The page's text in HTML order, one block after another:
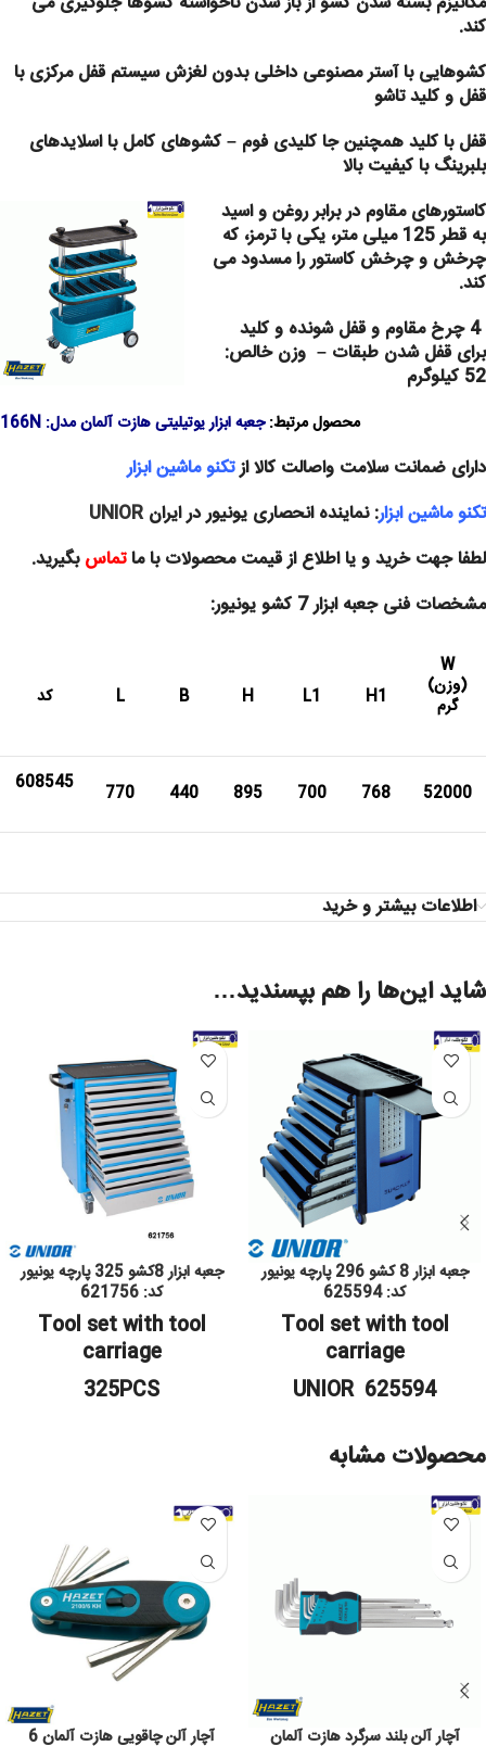
کند.
کشوهایی با آستر مصنوعی داخلی بدون لغزش سیستم قفل مرکزی با
قفل و کلید تاشو
قفل با کلید همچنین جا کلیدی فوم –کشوهای کامل با اسلایدهای
بلبرینگ با کیفیت بالا
کاستورهای مقاوم در برابر روغن و اسید
به قطر 125 میلی متر، یکی با ترمز، که
چرخش و چرخش کاستور را مسدود می
کند.
4 چرخ مقاوم و قفل شونده و کلید
برای قفل شدن طبقات – وزن خالص:
52 کیلوگرم
محصول مرتبط: جعبه ابزار یوتیلیتی هازت آلمان مدل: 166N
دارای ضمانت سلامت واصالت کالا ازتکنو ماشین ابزار
تکنو ماشین ابزار: نماینده انحصاری یونیور در ایرانUNIOR
لطفا جهت خرید و یا اطلاع از قیمت محصولات با ماتماسبگیرید.
مشخصات فنی جعبه ابزار 7 کشو یونیور:
W
(وزن)
گرم H1
L1
H
B
L کد
52000
768
700
895
440
770
608545
اطلاعات بیشتر و خرید
شاید این‌ها را هم بپسندید…
جعبه ابزار 8 کشو 296 پارچه یونیور
کد: 625594
Tool set with tool
carriage
UNIOR 625594
جعبه ابزار 8کشو 325 پارچه یونیور
کد: 621756
Tool set with tool
carriage
325PCS
محصولات مشابه
آچار آلن بلند سرگرد هازت آلمان آچار آلن چاقویی هازت آلمان 6